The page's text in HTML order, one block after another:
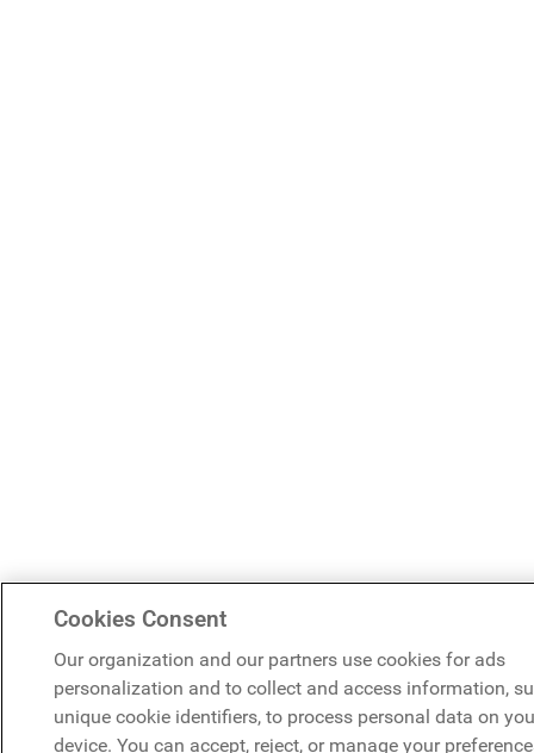
Cookies Consent
Our organization and our partners use cookies for ads
personalization and to collect and access information,
unique cookie identifiers, to process personal data on
device. You can accept, reject, or manage your